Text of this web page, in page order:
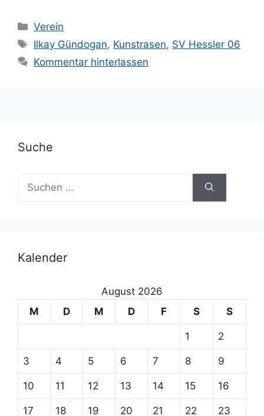
Kategorien
Verein
Schlagwörter
Ilkay Gündogan, Kunstrasen, SV Hessler 06
Kommentar hinterlassen
Suche
nach:
Kalender
August 2026
M
D M D F S S
1 2
3 4 5 6 7 8 9
10 11 12 13 14 15 16
17 18 19 20 21 22 23